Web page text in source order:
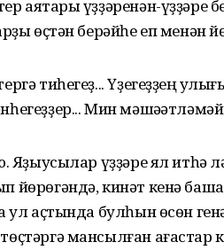
аяҡтары үҙҙәренән-үҙҙәре
өҫтән берәйһе еп менән
тиһегеҙ... Үҙегеҙҙең
Мин
Яҙыусылар үҙҙәре ял итһә
йөрөгәндә, кинәт кенә
ҡул аҫтында булһын өсөн
мансылған ағастар